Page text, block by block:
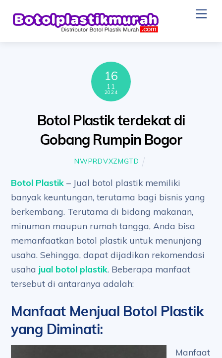
16
11
2024
Botol Plastik terdekat di
Gobang Rumpin Bogor
NWPRDVXZMGTD
Botol Plastik – Jual botol plastik memiliki
banyak keuntungan, terutama bagi bisnis yang
berkembang. Terutama di bidang makanan,
minuman maupun rumah tangga, Anda bisa
memanfaatkan botol plastik untuk menunjang
usaha. Sehingga, dapat dijadikan rekomendasi
usaha jual botol plastik. Beberapa manfaat
tersebut di antaranya adalah:
Manfaat Menjual Botol Plastik
yang Diminati:
Manfaat